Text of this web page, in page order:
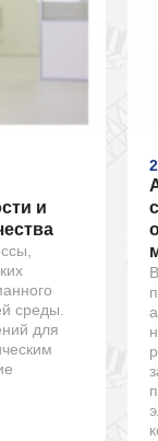
и
среды.
для